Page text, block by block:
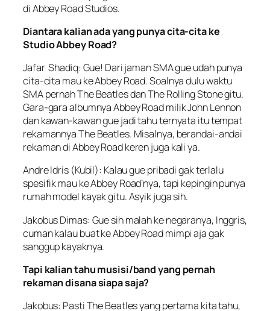
di Abbey Road Studios.
Diantara kalian ada yang punya cita-cita ke
Studio Abbey Road?
Jafar Shadiq: Gue! Dari jaman SMA gue udah punya
cita-cita mau ke Abbey Road. Soalnya dulu waktu
SMA pernah The Beatles dan The Rolling Stone gitu.
Gara-gara albumnya Abbey Road milik John Lennon
dan kawan-kawan gue jadi tahu ternyata itu tempat
rekamannya The Beatles. Misalnya, berandai-andai
rekaman di Abbey Road keren juga kali ya.
Andre Idris (Kubil): Kalau gue pribadi gak terlalu
spesifik mau ke Abbey Road’nya, tapi kepingin punya
rumah model kayak gitu. Asyik juga sih.
Jakobus Dimas: Gue sih malah ke negaranya, Inggris,
cuman kalau buat ke Abbey Road mimpi aja gak
sanggup kayaknya.
Tapi kalian tahu musisi/band yang pernah
rekaman disana siapa saja?
Jakobus: Pasti The Beatles yang pertama kita tahu,